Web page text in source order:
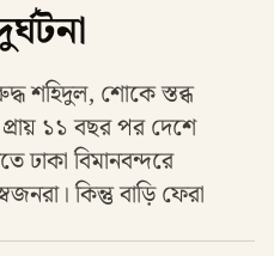
শহিদুল, শোকে স্তব্ধ
১১ বছর পর দেশে
ঢাকা বিমানবন্দরে
কিন্তু বাড়ি ফেরা